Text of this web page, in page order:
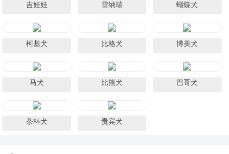
吉娃娃 雪纳瑞 蝴蝶犬
柯基犬 比格犬 博美犬
马犬 比熊犬 巴哥犬
茶杯犬 贵宾犬